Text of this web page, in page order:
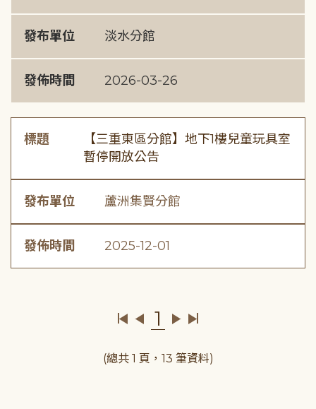
發布單位 淡水分館
發佈時間 2026-03-26
標題
【三重東區分館】地下1樓兒童玩具室
暫停開放公告
發布單位 蘆洲集賢分館
發佈時間 2025-12-01
1
(總共 1 頁，13 筆資料)